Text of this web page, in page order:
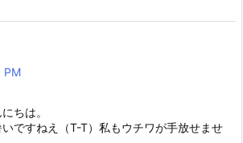
PM
ちは。
ですねえ（T-T）私もウチワが手放せませ